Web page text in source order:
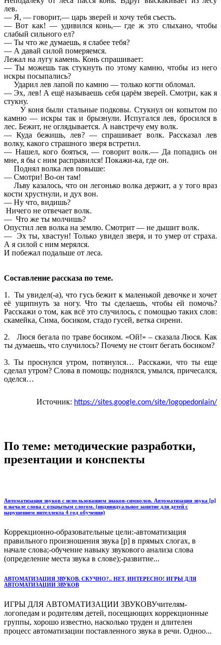
лев.
— Я, — говорит,— царь зверей и хочу тебя съесть.
— Вот как! — удивился конь,— где ж это слыхано, чтобы
слабый сильного ел?
— Ты что же думаешь, я слабее тебя?
— А давай силой померяемся.
Лежал на лугу камень. Конь спрашивает:
— Ты можешь так стукнуть по этому камню, чтобы из него
искры посыпались?
Ударил лев лапой по камню — только когти обломал.
— Эх, лев! А ещё называешь себя царём зверей. Смотри, как я
стукну.
У коня были стальные подковы. Стукнул он копытом по
камню — искры так и брызнули. Испугался лев, бросился в
лес. Бежит, не оглядывается. А навстречу ему волк.
— Куда бежишь, лев? — спрашивает волк. Рассказал лев
волку, какого страшного зверя встретил.
— Нашел, кого бояться, — говорит волк.— Да попадись он
мне, я бы с ним расправился! Покажи-ка, где он.
Поднял волка лев повыше:
— Смотри! Во-он там!
Льву казалось, что он легонько волка держит, а у того враз
кости хрустнули, и дух вон.
— Ну что, видишь?
Ничего не отвечает волк.
— Что же ты молчишь?
Опустил лев волка на землю. Смотрит — не дышит волк.
— Эх ты, хвастун! Только увидел зверя, и то умер от страха.
А я силой с ним мерялся.
И побежал подальше от леса.
Составление рассказа по теме.
1. Ты увидел(-а), что гусь бежит к маленькой девочке и хочет
её ущипнуть за ногу. Что ты сделаешь, чтобы ей помочь?
Расскажи о том, как всё это случилось, с помощью таких слов:
скамейка, Сима, босиком, стадо гусей, ветка сирени.
2. Люся бегала по траве босиком. «Ой!» – сказала Люся. Как
ты думаешь, что случилось? Почему не стоит бегать босиком?
3. Ты проснулся утром, потянулся… Расскажи, что ты еще
сделал утром? Слова в помощь: поднялся, умылся, причесался,
оделся…
Источник: https://sites.google.com/site/logopedonlain/
По теме: методические разработки,
презентации и конспекты
Автоматизация звуков с использованием знаков-символов. Автоматизация звука [р]
в начале слова с открытым слогом. (индивидуальное занятие для детей с
нарушением интеллекта 4 год обучения)
Коррекционно-образовательные цели:-автоматизация
правильного произношения звука [р] в прямых слогах, в
начале слова;-обучение навыку звукового анализа слова
(определение места звука в слове);-развитие...
АВТОМАТИЗАЦИЯ ЗВУКОВ. СКУЧНО?.. НЕТ, ИНТЕРЕСНО! ИГРЫ ДЛЯ
АВТОМАТИЗАЦИИ ЗВУКОВ
ИГРЫ ДЛЯ АВТОМАТИЗАЦИИ ЗВУКОВУчителям-
логопедам и родителям детей, посещающих коррекционные
группы, хорошо известно, насколько труден и длителен
процесс автоматизации поставленного звука в речи. Одноо...